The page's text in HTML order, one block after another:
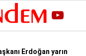
Erdoğan yarın